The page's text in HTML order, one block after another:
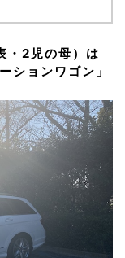
・2児の母）は
ションワゴン」